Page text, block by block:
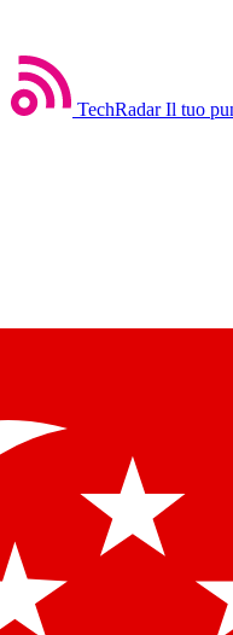
TechRadar Il tuo